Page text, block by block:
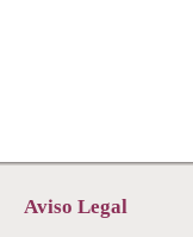
Aviso Legal